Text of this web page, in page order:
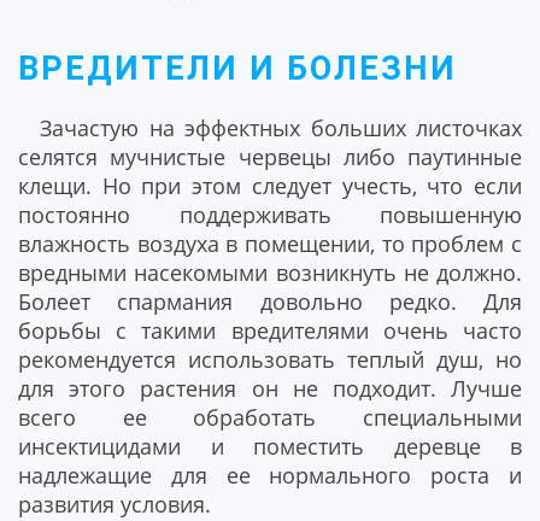
ВРЕДИТЕЛИ И БОЛЕЗНИ
Зачастую на эффектных больших листочках
селятся мучнистые червецы либо паутинные
клещи. Но при этом следует учесть, что если
постоянно поддерживать повышенную
влажность воздуха в помещении, то проблем с
вредными насекомыми возникнуть не должно.
Болеет спармания довольно редко. Для
борьбы с такими вредителями очень часто
рекомендуется использовать теплый душ, но
для этого растения он не подходит. Лучше
всего ее обработать специальными
инсектицидами и поместить деревце в
надлежащие для ее нормального роста и
развития условия.